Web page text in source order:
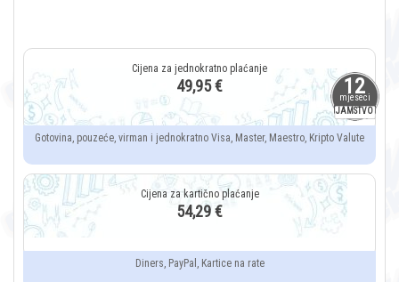
12
mjeseci
JAMSTVO
49,95 €
Gotovina, pouzeće, virman i jednokratno Visa, Master, Maestro, Kripto Valute
54,29 €
Diners, PayPal, Kartice na rate